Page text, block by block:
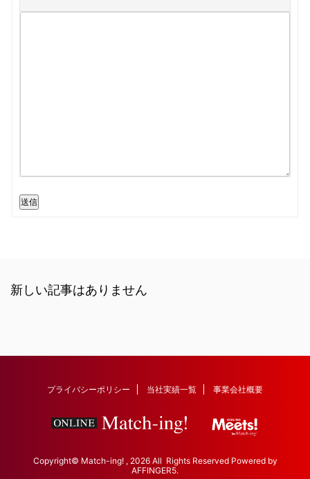
送信
新しい記事はありません
プライバシーポリシー 当社実績一覧 事業会社概要
Copyright© Match-ing! , 2026 All Rights Reserved Powered by
AFFINGER5.